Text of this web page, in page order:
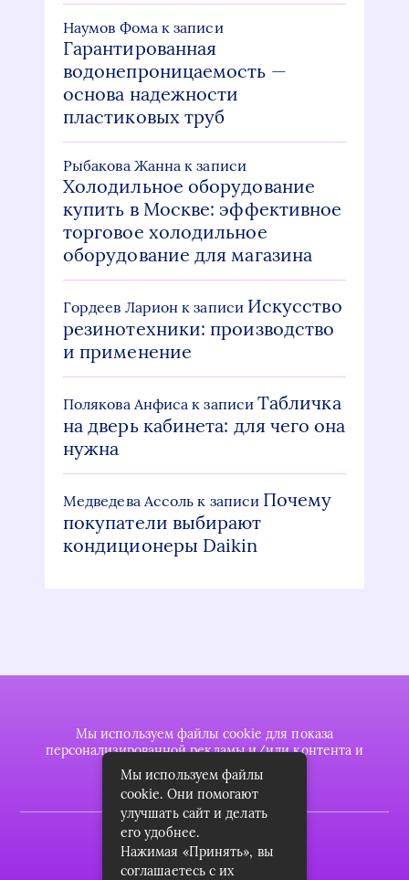
Наумов Фомак записи
Гарантированная
водонепроницаемость —
основа надежности
пластиковых труб
Рыбакова Жанна к записи
Холодильное оборудование
купить в Москве: эффективное
торговое холодильное
оборудование для магазина
Гордеев Ларион к записи Искусство
резинотехники: производство
и применение
Полякова Анфиса к записиТабличка
на дверь кабинета: для чего она
нужна
Медведева Ассоль к записи Почему
покупатели выбирают
кондиционеры Daikin
Мы используем файлы cookie для показа
персонализированной рекламы и/или контента и
анализа нашего трафика.
2022 © plasttrubkomplekt.ru
Карта сайта
Мы используем файлы
cookie. Они помогают
улучшать сайт и делать
его удобнее.
Нажимая «Принять», вы
соглашаетесь с их